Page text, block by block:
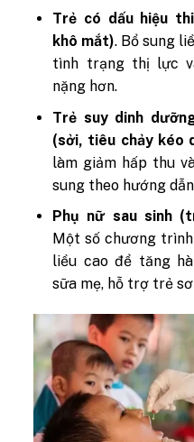
Trẻ có dấu hiệu
khô mắt). Bổ sung
tình trạng thị lực
nặng hơn.
Trẻ suy dinh
(sởi, tiêu chảy kéo
làm giảm hấp thu
sung theo hướng
Phụ nữ sau sinh
Một số chương
liều cao để tăng
sữa mẹ, hỗ trợ trẻ sơ